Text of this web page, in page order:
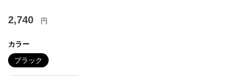
2,740 円
カラー
ブラック